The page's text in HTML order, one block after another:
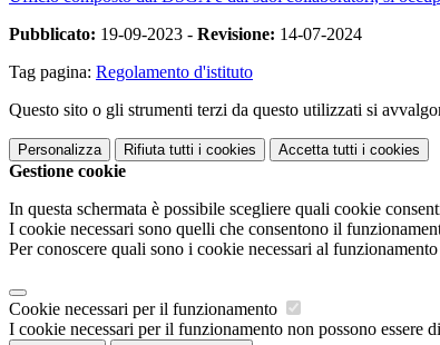
Pubblicato: 19-09-2023 - Revisione: 14-07-2024
Tag pagina: Regolamento d'istituto
Questo sito o gli strumenti terzi da questo utilizzati si
Personalizza Rifiuta tutti i cookies Accetta tutti i cookies
Gestione cookie
In questa schermata è possibile scegliere quali cookie
I cookie necessari sono quelli che consentono il
Per conoscere quali sono i cookie necessari al
Cookie necessari per il funzionamento
I cookie necessari per il funzionamento non possono